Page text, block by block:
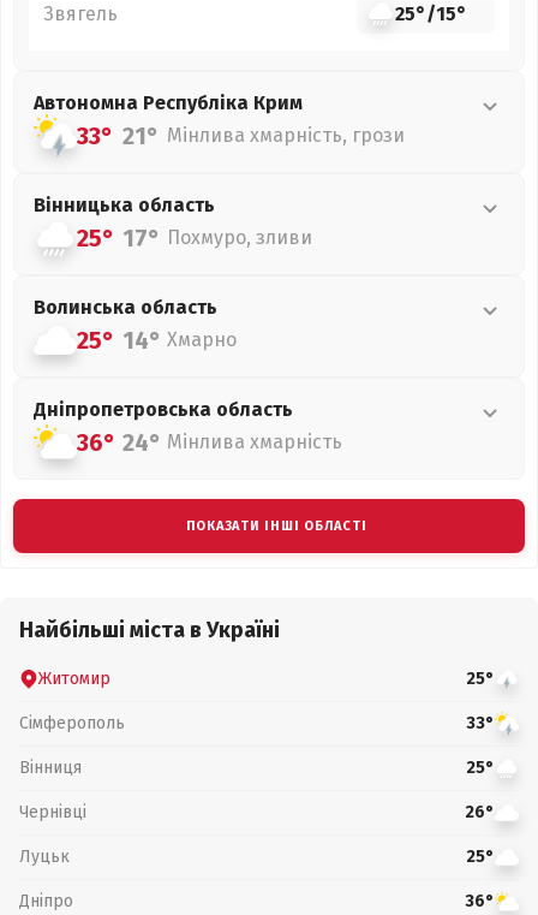
Звягель 25°/15°
Автономна Республіка Крим
33° 21° Мінлива хмарність, грози
Вінницька область
25° 17° Похмуро, зливи
Волинська область
25° 14° Хмарно
Дніпропетровська область
36° 24° Мінлива хмарність
ПОКАЗАТИ ІНШІ ОБЛАСТІ
Найбільші міста в Україні
Житомир 25°
Сімферополь 33°
Вінниця 25°
Чернівці 26°
Луцьк 25°
Дніпро 36°